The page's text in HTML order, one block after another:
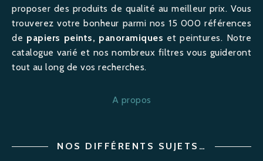
proposer des produits de qualité au meilleur prix. Vous
trouverez votre bonheur parmi nos 15 000 références
de papiers peints, panoramiques et peintures. Notre
catalogue varié et nos nombreux filtres vous guideront
tout au long de vos recherches.
A propos
NOS DIFFÉRENTS SUJETS…